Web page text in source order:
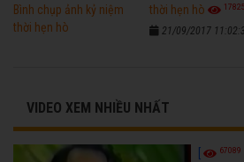
thời hẹn hò
17825
21/09/2017
VIDEO XEM NHIỀU NHẤT
[ 67089